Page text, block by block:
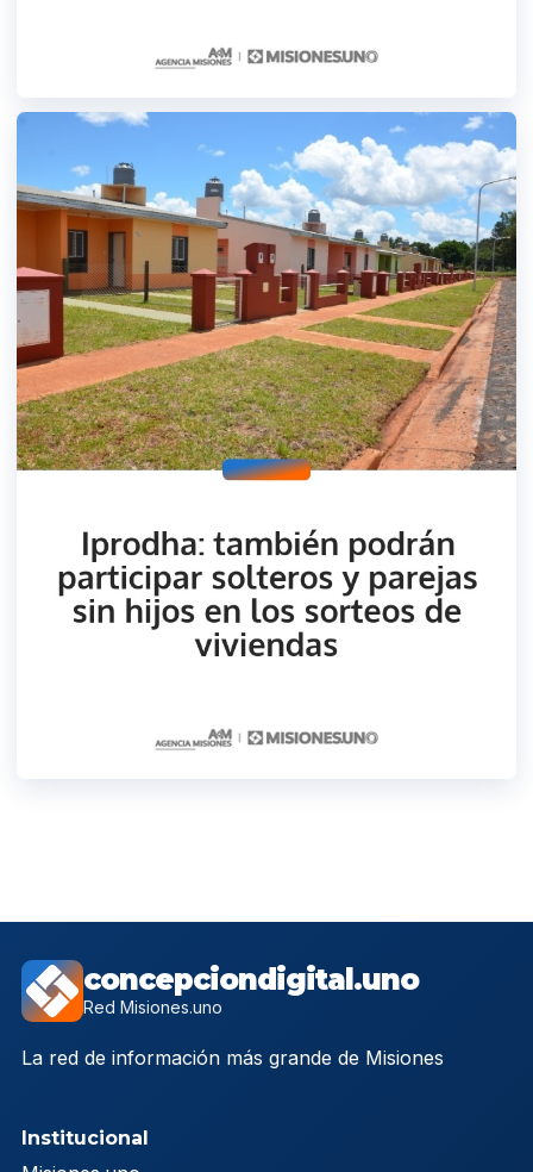
concepciondigital.uno
Red Misiones.uno
La red de información más grande de Misiones
Institucional